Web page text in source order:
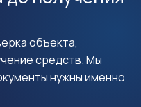
объекта,
средств. Мы
нужны именно